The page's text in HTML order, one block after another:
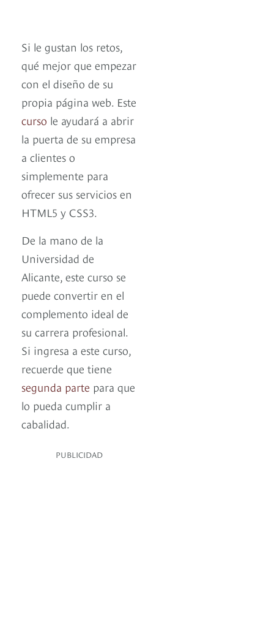
Si le gustan los retos,
qué mejor que empezar
con el diseño de su
propia página web. Este
curso le ayudará a abrir
la puerta de su empresa
a clientes o
simplemente para
ofrecer sus servicios en
HTML5 y CSS3.
De la mano de la
Universidad de
Alicante, este curso se
puede convertir en el
complemento ideal de
su carrera profesional.
Si ingresa a este curso,
recuerde que tiene
segunda parte para que
lo pueda cumplir a
cabalidad.
PUBLICIDAD